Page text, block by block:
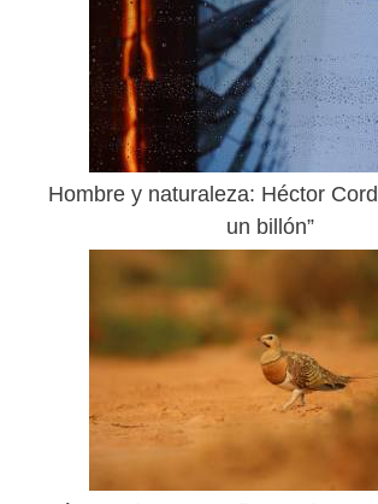
Hombre y naturaleza: Héctor
un billón”